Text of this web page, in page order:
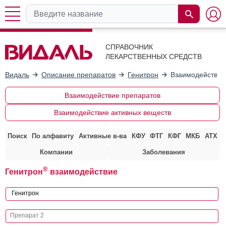
СПРАВОЧНИК
ЛЕКАРСТВЕННЫХ СРЕДСТВ
Видаль Описание препаратов Генитрон
Взаимодействие препаратов
Взаимодействие активных веществ
Поиск По алфавиту Активные в-ва КФУ ФТГ КФГ МКБ АТХ
Компании Заболевания
Генитрон® взаимодействие